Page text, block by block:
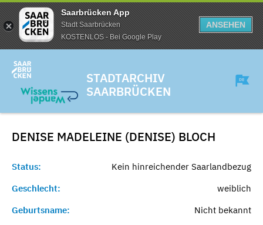
Saarbrücken App
Stadt Saarbrücken
KOSTENLOS - Bei Google Play
ANSEHEN
STADTARCHIV
SAARBRÜCKEN
DENISE MADELEINE (DENISE) BLOCH
Status:
Kein hinreichender Saarlandbezug
Geschlecht:
weiblich
Geburtsname:
Nicht bekannt